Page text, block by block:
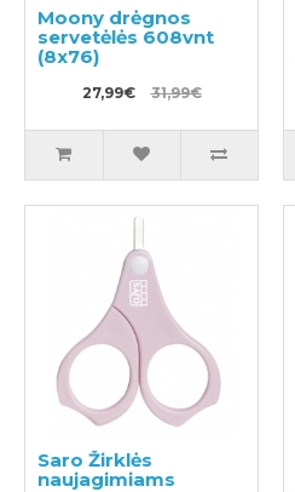
Moony drėgnos
servetėlės 608vnt
(8x76)
27,99€ 31,99€
Saro Žirklės
naujagimiams